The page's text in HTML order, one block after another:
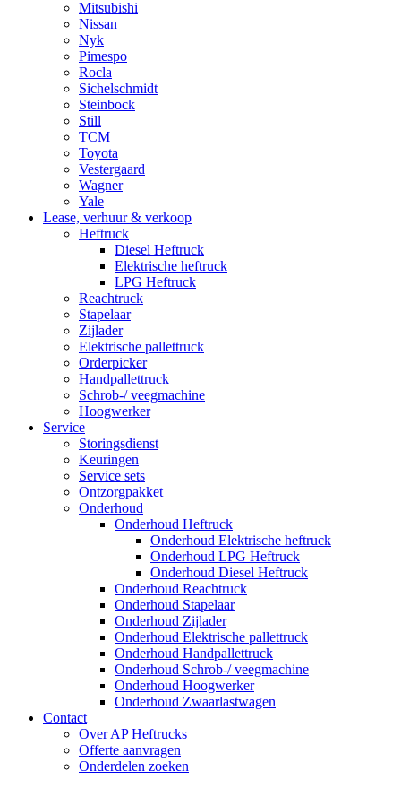
Mitsubishi
Nissan
Nyk
Pimespo
Rocla
Sichelschmidt
Steinbock
Still
TCM
Toyota
Vestergaard
Wagner
Yale
Lease, verhuur & verkoop
Heftruck
Diesel Heftruck
Elektrische heftruck
LPG Heftruck
Reachtruck
Stapelaar
Zijlader
Elektrische pallettruck
Orderpicker
Handpallettruck
Schrob-/ veegmachine
Hoogwerker
Service
Storingsdienst
Keuringen
Service sets
Ontzorgpakket
Onderhoud
Onderhoud Heftruck
Onderhoud Elektrische heftruck
Onderhoud LPG Heftruck
Onderhoud Diesel Heftruck
Onderhoud Reachtruck
Onderhoud Stapelaar
Onderhoud Zijlader
Onderhoud Elektrische pallettruck
Onderhoud Handpallettruck
Onderhoud Schrob-/ veegmachine
Onderhoud Hoogwerker
Onderhoud Zwaarlastwagen
Contact
Over AP Heftrucks
Offerte aanvragen
Onderdelen zoeken